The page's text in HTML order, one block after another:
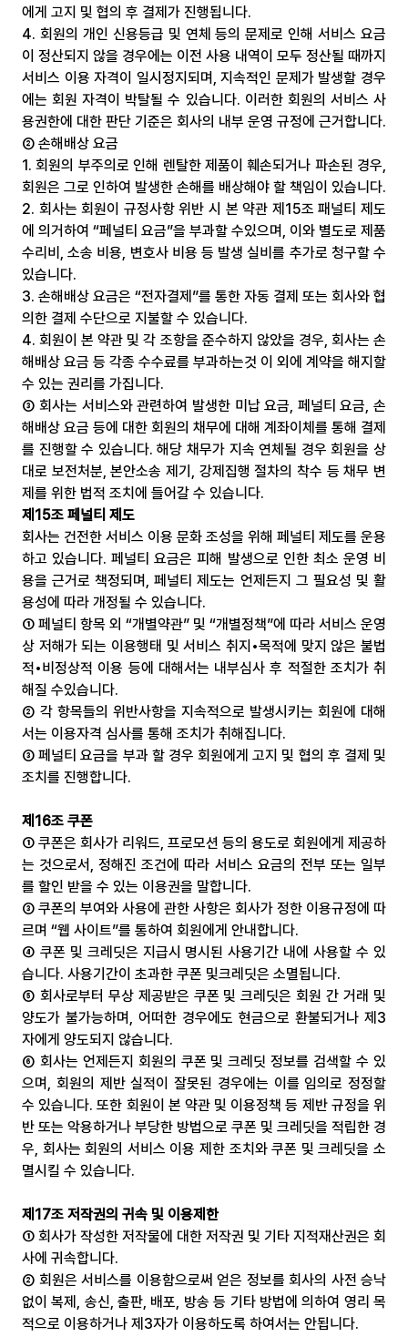
에게 고지 및 협의 후 결제가 진행됩니다.
4. 회원의 개인 신용등급 및 연체 등의 문제로 인해 서비스 요금
이 정산되지 않을 경우에는 이전 사용 내역이 모두 정산될 때까지
서비스 이용 자격이 일시정지되며, 지속적인 문제가 발생할 경우
에는 회원 자격이 박탈될 수 있습니다. 이러한 회원의 서비스 사
용권한에 대한 판단 기준은 회사의 내부 운영 규정에 근거합니다.
② 손해배상 요금
1. 회원의 부주의로 인해 렌탈한 제품이 훼손되거나 파손된 경우,
회원은 그로 인하여 발생한 손해를 배상해야 할 책임이 있습니다.
2. 회사는 회원이 규정사항 위반 시 본 약관 제15조 패널티 제도
에 의거하여 “페널티 요금”을 부과할 수있으며, 이와 별도로 제품
수리비, 소송 비용, 변호사 비용 등 발생 실비를 추가로 청구할 수
있습니다.
3. 손해배상 요금은 “전자결제”를 통한 자동 결제 또는 회사와 협
의한 결제 수단으로 지불할 수 있습니다.
4. 회원이 본 약관 및 각 조항을 준수하지 않았을 경우, 회사는 손
해배상 요금 등 각종 수수료를 부과하는것 이 외에 계약을 해지할
수 있는 권리를 가집니다.
③ 회사는 서비스와 관련하여 발생한 미납 요금, 페널티 요금, 손
해배상 요금 등에 대한 회원의 채무에 대해 계좌이체를 통해 결제
를 진행할 수 있습니다. 해당 채무가 지속 연체될 경우 회원을 상
대로 보전처분, 본안소송 제기, 강제집행 절차의 착수 등 채무 변
제를 위한 법적 조치에 들어갈 수 있습니다.
제15조 페널티 제도
회사는 건전한 서비스 이용 문화 조성을 위해 페널티 제도를 운용
하고 있습니다. 페널티 요금은 피해 발생으로 인한 최소 운영 비
용을 근거로 책정되며, 페널티 제도는 언제든지 그 필요성 및 활
용성에 따라 개정될 수 있습니다.
① 페널티 항목 외 “개별약관” 및 “개별정책”에 따라 서비스 운영
상 저해가 되는 이용행태 및 서비스 취지•목적에 맞지 않은 불법
적•비정상적 이용 등에 대해서는 내부심사 후 적절한 조치가 취
해질 수있습니다.
② 각 항목들의 위반사항을 지속적으로 발생시키는 회원에 대해
서는 이용자격 심사를 통해 조치가 취해집니다.
③ 페널티 요금을 부과 할 경우 회원에게 고지 및 협의 후 결제 및
조치를 진행합니다.
제16조 쿠폰
① 쿠폰은 회사가 리워드, 프로모션 등의 용도로 회원에게 제공하
는 것으로서, 정해진 조건에 따라 서비스 요금의 전부 또는 일부
를 할인 받을 수 있는 이용권을 말합니다.
③ 쿠폰의 부여와 사용에 관한 사항은 회사가 정한 이용규정에 따
르며 “웹 사이트”를 통하여 회원에게 안내합니다.
④ 쿠폰 및 크레딧은 지급시 명시된 사용기간 내에 사용할 수 있
습니다. 사용기간이 초과한 쿠폰 및크레딧은 소멸됩니다.
⑤ 회사로부터 무상 제공받은 쿠폰 및 크레딧은 회원 간 거래 및
양도가 불가능하며, 어떠한 경우에도 현금으로 환불되거나 제3
자에게 양도되지 않습니다.
⑥ 회사는 언제든지 회원의 쿠폰 및 크레딧 정보를 검색할 수 있
으며, 회원의 제반 실적이 잘못된 경우에는 이를 임의로 정정할
수 있습니다. 또한 회원이 본 약관 및 이용정책 등 제반 규정을 위
반 또는 악용하거나 부당한 방법으로 쿠폰 및 크레딧을 적립한 경
우, 회사는 회원의 서비스 이용 제한 조치와 쿠폰 및 크레딧을 소
멸시킬 수 있습니다.
제17조 저작권의 귀속 및 이용제한
① 회사가 작성한 저작물에 대한 저작권 및 기타 지적재산권은 회
사에 귀속합니다.
② 회원은 서비스를 이용함으로써 얻은 정보를 회사의 사전 승낙
없이 복제, 송신, 출판, 배포, 방송 등 기타 방법에 의하여 영리 목
적으로 이용하거나 제3자가 이용하도록 하여서는 안됩니다.